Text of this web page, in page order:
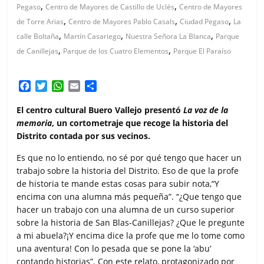
Pegaso,Centro de Mayores de Castillo de Uclés,Centro de Mayores
de Torre Arias,Centro de Mayores Pablo Casals,Ciudad Pegaso, La
calle Boltaña, Martín Casariego, Nuestra Señora La Blanca, Parque
de Canillejas, Parque de los Cuatro Elementos, Parque El Paraíso
c
e
b
o
k
i
t
t
r
W
a
t
s
p
p
a
i
l
m
p
a
t
i
r
El centro cultural Buero Vallejo presentóLa voz de la
memoria, un cortometraje que recoge la historia del
Distrito contada por sus vecinos.
Es que no lo entiendo, no sé por qué tengo que hacer un
trabajo sobre la historia del Distrito. Eso de que la profe
de historia te mande estas cosas para subir nota,“Y
encima con una alumna más pequeña”. “¿Que tengo que
hacer un trabajo con una alumna de un curso superior
sobre la historia de San Blas-Canillejas? ¿Que le pregunte
a mi abuela?¡Y encima dice la profe que me lo tome como
una aventura! Con lo pesada que se pone la ‘abu’
contando historias”. Con este relato, protagonizado por